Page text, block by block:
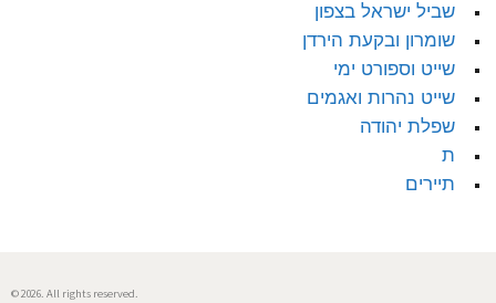
שביל ישראל בצפון
שומרון ובקעת הירדן
שייט וספורט ימי
שייט נהרות ואגמים
שפלת יהודה
ת
תיירים
© 2026. All rights reserved.